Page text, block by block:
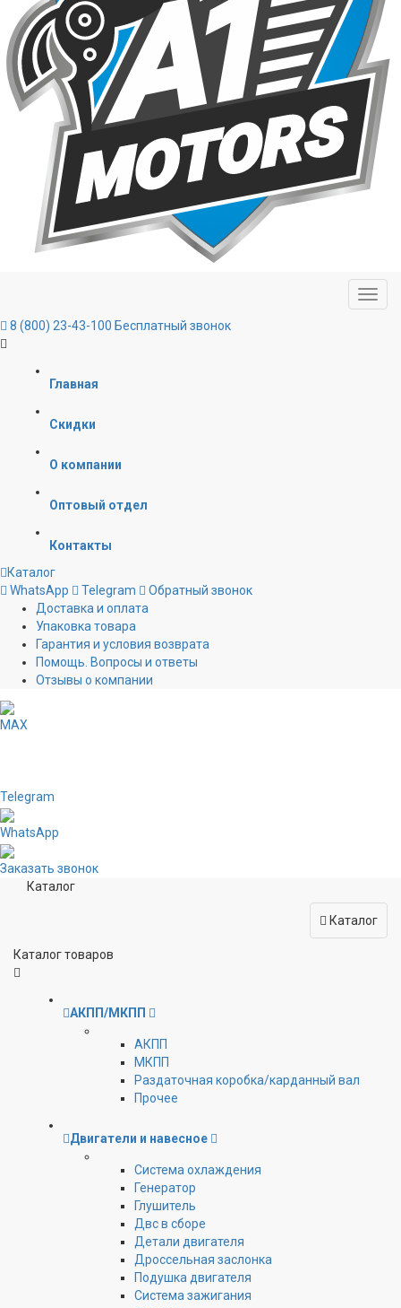
8 (800) 23-43-100 Бесплатный звонок
Главная
Скидки
О компании
Оптовый отдел
Контакты
Каталог
WhatsApp
Telegram
Обратный звонок
Доставка и оплата
Упаковка товара
Гарантия и условия возврата
Помощь. Вопросы и ответы
Отзывы о компании
MAX
Telegram
WhatsApp
Заказать звонок
Каталог
Каталог
Каталог товаров
АКПП/МКПП
АКПП
МКПП
Раздаточная коробка/карданный вал
Прочее
Двигатели и навесное
Cистема охлаждения
Генератор
Глушитель
Двс в сборе
Детали двигателя
Дроссельная заслонка
Подушка двигателя
Система зажигания